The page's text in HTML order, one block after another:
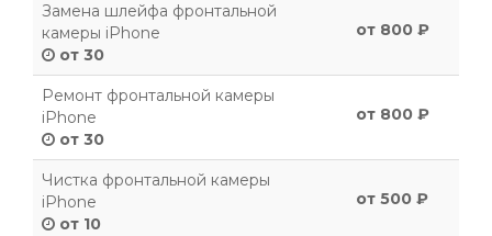
Замена шлейфа фронтальной
камеры iPhone
от 30
от 800 ₽
Ремонт фронтальной камеры
iPhone
от 30
от 800 ₽
Чистка фронтальной камеры
iPhone
от 10
от 500 ₽